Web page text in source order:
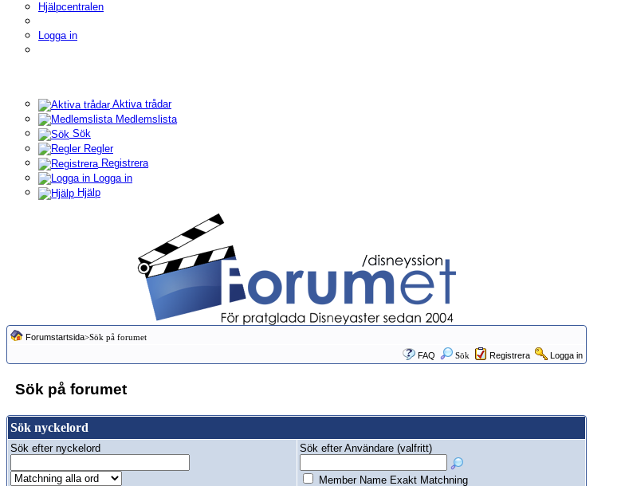
Hjälpcentralen
Logga in
Aktiva trådar
Medlemslista
Sök
Regler
Registrera
Logga in
Hjälp
Forumstartsida>Sök på forumet
FAQ
Sök Registrera Logga in
Sök på forumet
Sök nyckelord
Sök efter nyckelord Sök efter Användare (valfritt)
Member Name Exakt Matchning